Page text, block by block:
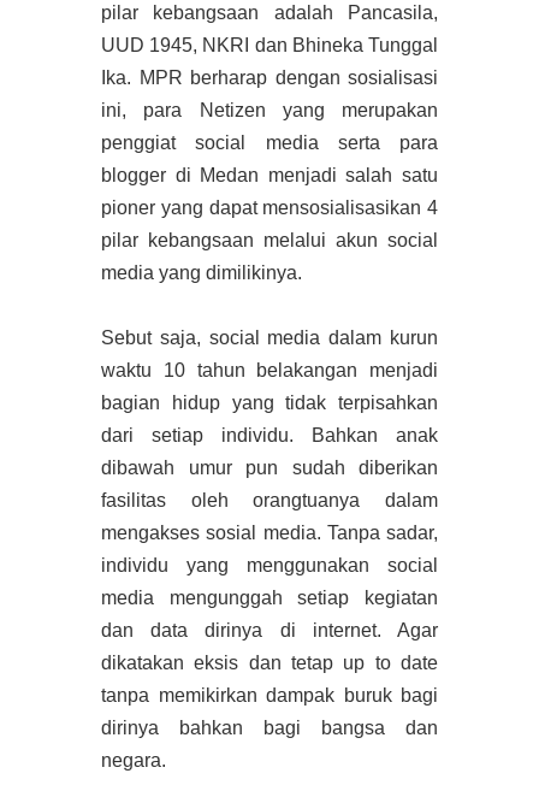
pilar kebangsaan adalah Pancasila,
UUD 1945, NKRI dan Bhineka Tunggal
Ika. MPR berharap dengan sosialisasi
ini, para Netizen yang merupakan
penggiat social media serta para
blogger di Medan menjadi salah satu
pioner yang dapat mensosialisasikan 4
pilar kebangsaan melalui akun social
media yang dimilikinya.
Sebut saja, social media dalam kurun
waktu 10 tahun belakangan menjadi
bagian hidup yang tidak terpisahkan
dari setiap individu. Bahkan anak
dibawah umur pun sudah diberikan
fasilitas oleh orangtuanya dalam
mengakses sosial media. Tanpa sadar,
individu yang menggunakan social
media mengunggah setiap kegiatan
dan data dirinya di internet. Agar
dikatakan eksis dan tetap up to date
tanpa memikirkan dampak buruk bagi
dirinya bahkan bagi bangsa dan
negara.